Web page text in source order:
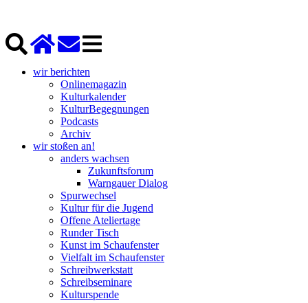
wir berichten
Onlinemagazin
Kulturkalender
KulturBegegnungen
Podcasts
Archiv
wir stoßen an!
anders wachsen
Zukunftsforum
Warngauer Dialog
Spurwechsel
Kultur für die Jugend
Offene Ateliertage
Runder Tisch
Kunst im Schaufenster
Vielfalt im Schaufenster
Schreibwerkstatt
Schreibseminare
Kulturspende